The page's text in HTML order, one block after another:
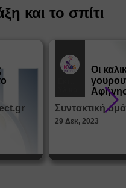
και το σπίτι
Οι
από τα
Συντακτική
29 Δεκ, 2023